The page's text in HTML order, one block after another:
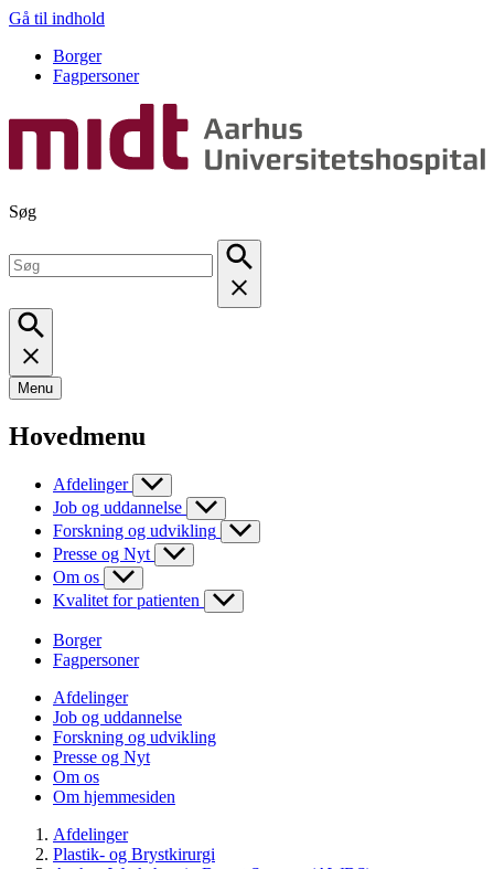
Gå til indhold
Borger
Fagpersoner
Søg
Menu
Hovedmenu
Afdelinger
Job og uddannelse
Forskning og udvikling
Presse og Nyt
Om os
Kvalitet for patienten
Borger
Fagpersoner
Afdelinger
Job og uddannelse
Forskning og udvikling
Presse og Nyt
Om os
Om hjemmesiden
Afdelinger
Plastik- og Brystkirurgi